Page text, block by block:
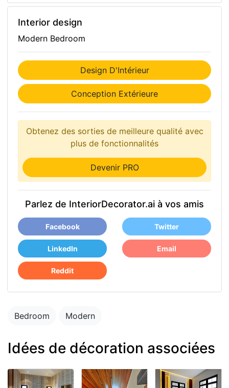
Interior design
Modern Bedroom
Design D'Intérieur
Conception Extérieure
Obtenez des sorties de meilleure qualité avec
plus de fonctionnalités
Devenir PRO
Parlez de InteriorDecorator.ai à vos amis
Facebook Twitter
LinkedIn Email
Reddit
Bedroom Modern
Idées de décoration associées